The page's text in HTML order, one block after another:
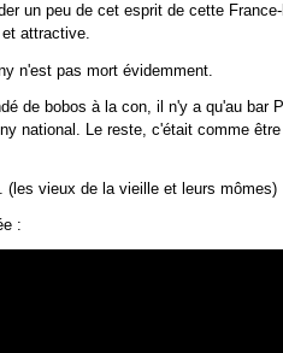
un peu de cet esprit de cette
attractive.
n'est pas mort évidemment.
de bobos à la con, il n'y a qu'au bar
national. Le reste, c'était comme
(les vieux de la vieille et leurs mômes)
: